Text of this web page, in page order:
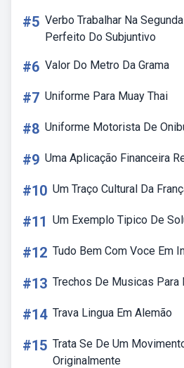
#5 Verbo Trabalhar Na
Perfeito Do Subjuntivo
#6 Valor Do Metro Da Grama
#7 Uniforme Para Muay Thai
#8 Uniforme Motorista De
#9 Uma Aplicação Financeira
#10 Um Traço Cultural Da
#11 Um Exemplo Tipico De
#12 Tudo Bem Com Voce Em
#13 Trechos De Musicas Para
#14 Trava Lingua Em Alemão
#15 Trata Se De Um
Originalmente